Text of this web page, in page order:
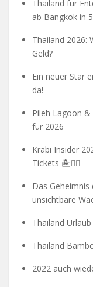
Thailand für
ab Bangkok in
Thailand 2026:
Geld?
Ein neuer Star
da!
Pileh Lagoon &
für 2026
Krabi Insider
Tickets 🏝️🧗‍♂️
Das Geheimnis
unsichtbare
Thailand
Thailand
2022 auch